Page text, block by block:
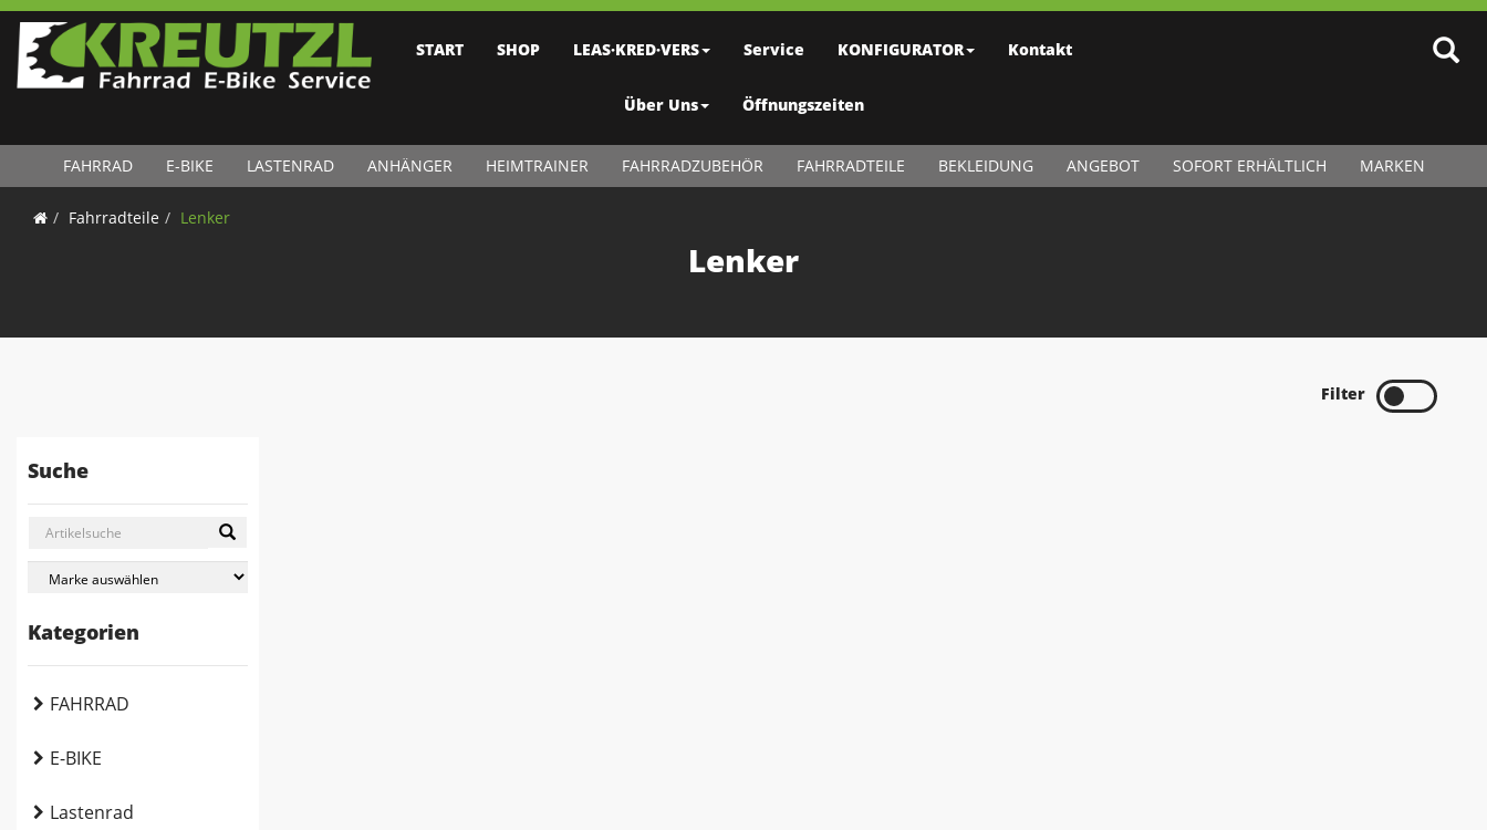
START SHOP LEAS·KRED·VERS Service KONFIGURATOR Kontakt
Über Uns Öffnungszeiten
FAHRRAD E-BIKE LASTENRAD ANHÄNGER HEIMTRAINER FAHRRADZUBEHÖR FAHRRADTEILE BEKLEIDUNG ANGEBOT SOFORT ERHÄLTLICH MARKEN
Fahrradteile Lenker
Lenker
Suche
Kategorien
FAHRRAD
E-BIKE
Lastenrad
Filter